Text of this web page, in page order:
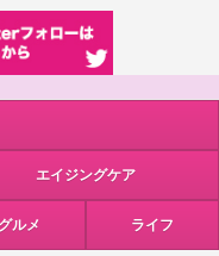
エイジングケア
グルメ ライフ